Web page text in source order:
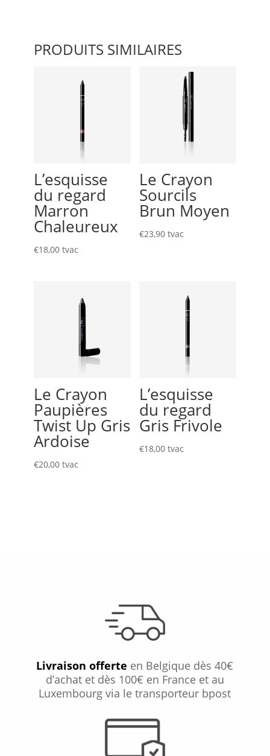
PRODUITS SIMILAIRES
L’esquisse
du regard
Marron
Chaleureux
€18,00 tvac
Le Crayon
Sourcils
Brun Moyen
€23,90 tvac
Le Crayon
Paupières
Twist Up Gris
Ardoise
€20,00 tvac
L’esquisse
du regard
Gris Frivole
€18,00 tvac
Livraison offerte en Belgique dès 40€
d’achat et dès 100€ en France et au
Luxembourg via le transporteur bpost